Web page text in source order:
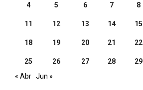
4 5 6 7 8
11 12 13 14 15
18 19 20 21 22
25 26 27 28 29
« Abr Jun »